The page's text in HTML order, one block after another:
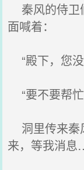
秦风的侍卫
面喊着：
“殿下，您
“要不要帮
洞里传来秦
来，等我消